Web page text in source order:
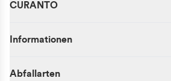
CURANTO
Informationen
Abfallarten